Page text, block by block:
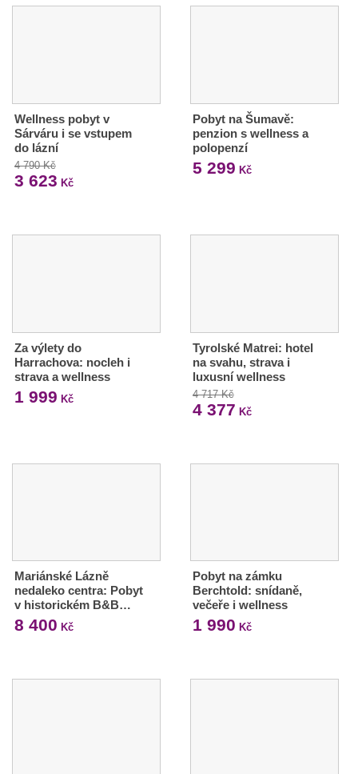
Wellness pobyt v
Sárváru i se vstupem
do lázní
4 790 Kč
3 623 Kč
Pobyt na Šumavě:
penzion s wellness a
polopenzí
5 299 Kč
Za výlety do
Harrachova: nocleh i
strava a wellness
1 999 Kč
Tyrolské Matrei: hotel
na svahu, strava i
luxusní wellness
4 717 Kč
4 377 Kč
Mariánské Lázně
nedaleko centra: Pobyt
v historickém B&B…
8 400 Kč
Pobyt na zámku
Berchtold: snídaně,
večeře i wellness
1 990 Kč